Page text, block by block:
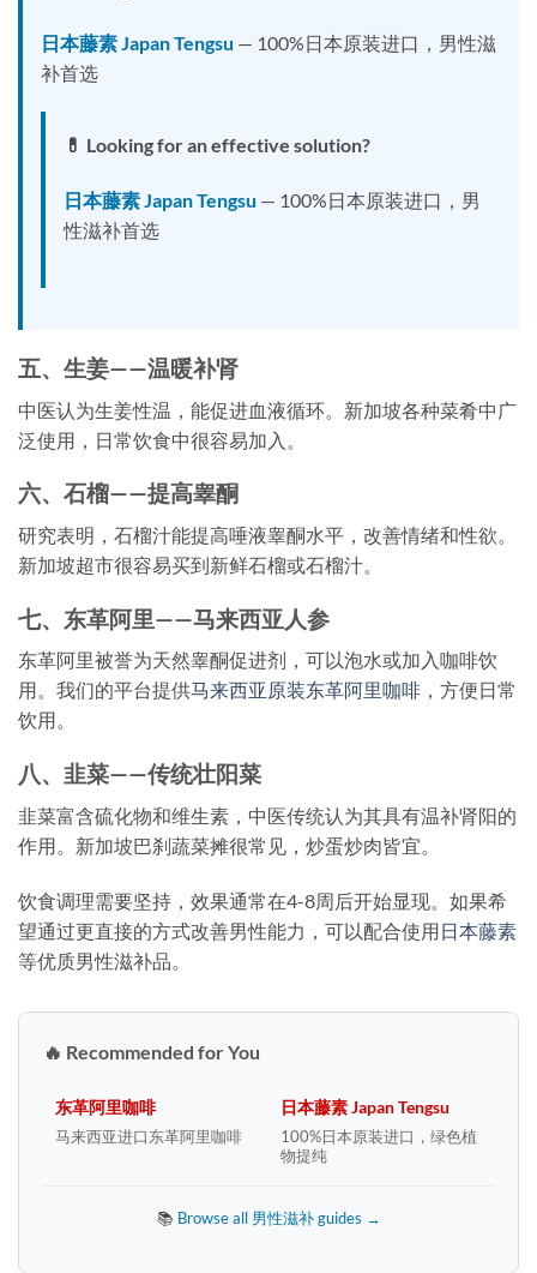
日本藤素 Japan Tengsu — 100%日本原装进口，男性滋
补首选
💊 Looking for an effective solution?
日本藤素 Japan Tengsu — 100%日本原装进口，男
性滋补首选
五、生姜——温暖补肾
中医认为生姜性温，能促进血液循环。新加坡各种菜肴中广
泛使用，日常饮食中很容易加入。
六、石榴——提高睾酮
研究表明，石榴汁能提高唾液睾酮水平，改善情绪和性欲。
新加坡超市很容易买到新鲜石榴或石榴汁。
七、东革阿里——马来西亚人参
东革阿里被誉为天然睾酮促进剂，可以泡水或加入咖啡饮
用。我们的平台提供马来西亚原装东革阿里咖啡 ，方便日常
饮用。
八、韭菜——传统壮阳菜
韭菜富含硫化物和维生素，中医传统认为其具有温补肾阳的
作用。新加坡巴刹蔬菜摊很常见，炒蛋炒肉皆宜。
饮食调理需要坚持，效果通常在4-8周后开始显现。如果希
望通过更直接的方式改善男性能力，可以配合使用日本藤素
等优质男性滋补品。
🔥 Recommended for You
东革阿里咖啡
马来西亚进口东革阿里咖啡
日本藤素 Japan Tengsu
100%日本原装进口，绿色植
物提纯
📚 Browse all 男性滋补 guides →